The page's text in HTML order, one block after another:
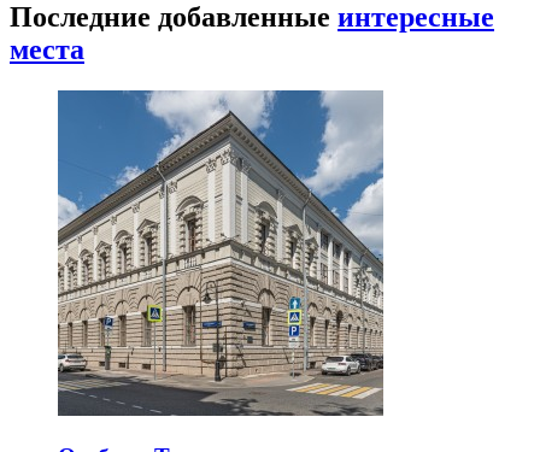
Последние добавленные интересные
места